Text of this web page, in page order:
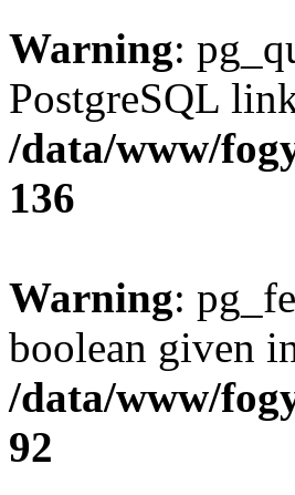
Warning:
PostgreSQL
/data/www/
136
Warning:
boolean given
/data/www/
92